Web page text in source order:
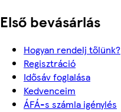
Első bevásárlás
Hogyan rendelj tőlünk?
Regisztráció
Idősáv foglalása
Kedvenceim
ÁFÁ-s számla igénylés